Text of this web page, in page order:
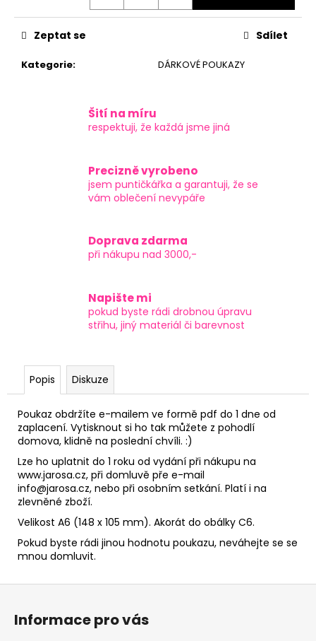
Kategorie: DÁRKOVÉ POUKAZY
Zeptat se Sdílet
Šití na míru
respektuji, že každá jsme jiná
Precizně vyrobeno
jsem puntičkářka a garantuji, že se
vám oblečení nevypáře
Doprava zdarma
při nákupu nad 3000,-
Napište mi
pokud byste rádi drobnou úpravu
střihu, jiný materiál či barevnost
Popis Diskuze
Poukaz obdržíte e-mailem ve formě pdf do 1 dne od
zaplacení. Vytisknout si ho tak můžete z pohodlí
domova, klidně na poslední chvíli. :)
Lze ho uplatnit do 1 roku od vydání při nákupu na
www.jarosa.cz, při domluvě pře e-mail
info@jarosa.cz, nebo při osobním setkání. Platí i na
zlevněné zboží.
Velikost A6 (148 x 105 mm). Akorát do obálky C6.
Pokud byste rádi jinou hodnotu poukazu, neváhejte se se
mnou domluvit.
m
e
Z
Informace pro vás